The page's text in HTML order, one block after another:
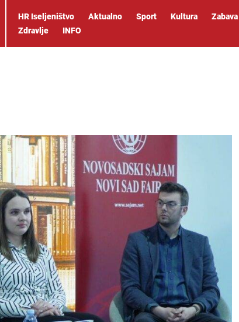
HR Iseljeništvo Aktualno Sport Kultura Zabava
Zdravlje
INFO